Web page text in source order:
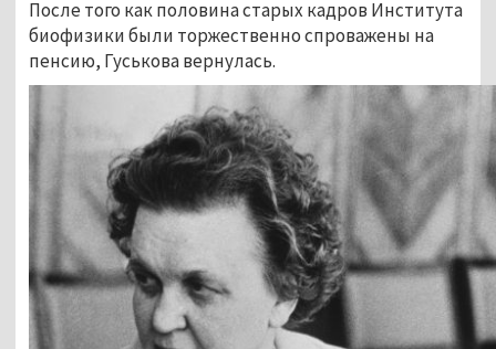
После того как половина старых кадров Института
биофизики были торжественно спроважены на
пенсию, Гуськова вернулась.